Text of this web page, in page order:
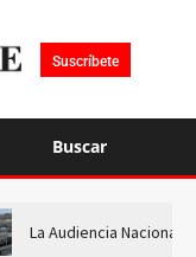
Suscríbete
Buscar
La Audiencia Nacional